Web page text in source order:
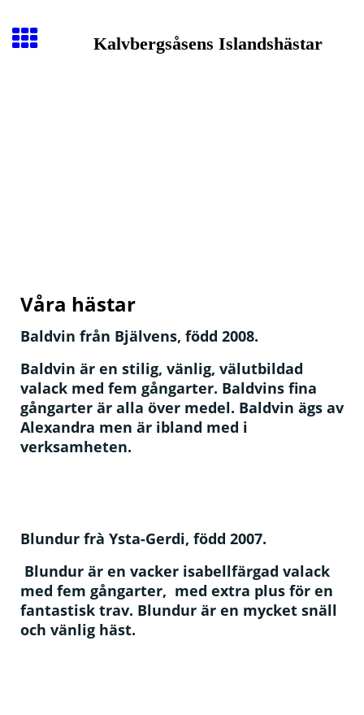
Kalvbergsåsens Islandshästar
Våra hästar
Baldvin från Bjälvens, född 2008.
Baldvin är en stilig, vänlig, välutbildad
valack med fem gångarter. Baldvins fina
gångarter är alla över medel. Baldvin ägs av
Alexandra men är ibland med i
verksamheten.
Blundur frà Ysta-Gerdi, född 2007.
Blundur är en vacker isabellfärgad valack
med fem gångarter, med extra plus för en
fantastisk trav. Blundur är en mycket snäll
och vänlig häst.